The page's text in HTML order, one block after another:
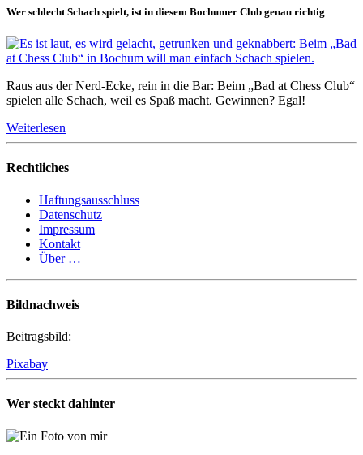
Wer schlecht Schach spielt, ist in diesem Bochumer Club genau richtig
Raus aus der Nerd-Ecke, rein in die Bar: Beim „Bad at Chess Club“
spielen alle Schach, weil es Spaß macht. Gewinnen? Egal!
Weiterlesen
Rechtliches
Haftungsausschluss
Datenschutz
Impressum
Kontakt
Über …
Bildnachweis
Beitragsbild:
Pixabay
Wer steckt dahinter